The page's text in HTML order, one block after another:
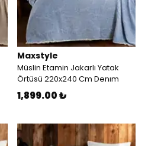
Maxstyle
Müslin Etamin Jakarlı Yatak
Örtüsü 220x240 Cm Denım
1,899.00 ₺